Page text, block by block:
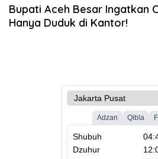
Bupati Aceh Besar Ingatkan
Hanya Duduk di Kantor!